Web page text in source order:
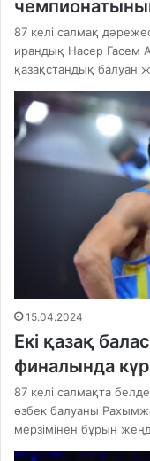
87 келі салмақ
ирандық Насер Гасем
қазақстандық балуан
15.04.2024
Екі қазақ
финалында
87 келі салмақта
өзбек балуаны
мерзімінен бұрын